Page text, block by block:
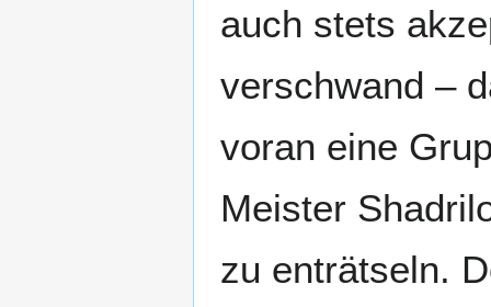
auch stets
verschwand –
voran eine
Meister
zu enträtseln.